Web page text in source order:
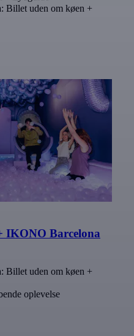
Billet uden om køen +
IKONO Barcelona
Billet uden om køen +
oplevelse